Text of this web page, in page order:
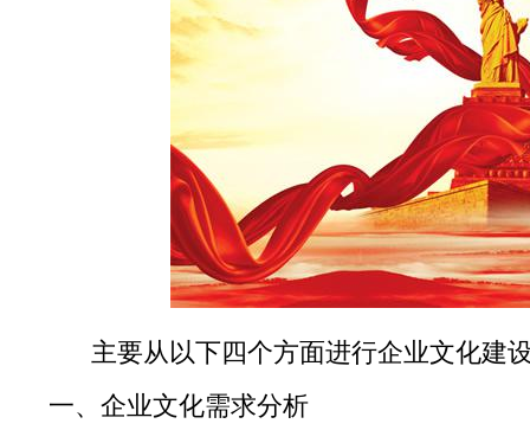
主要从以下四个方面进行企业文化建
一、企业文化需求分析